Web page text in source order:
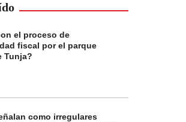
el proceso de
fiscal por el parque
Tunja?
como irregulares